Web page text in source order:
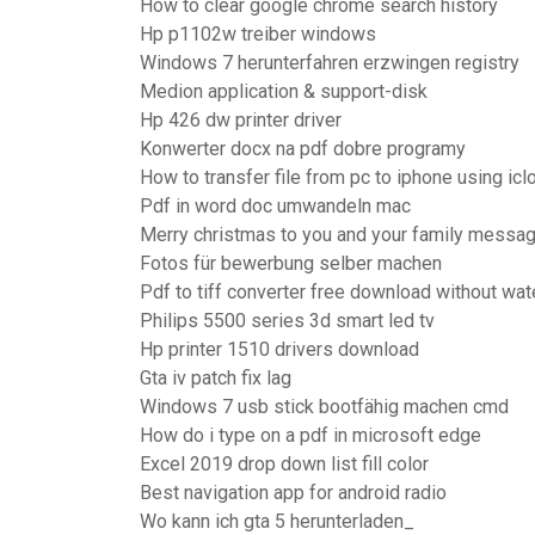
How to clear google chrome search history
Hp p1102w treiber windows
Windows 7 herunterfahren erzwingen registry
Medion application & support-disk
Hp 426 dw printer driver
Konwerter docx na pdf dobre programy
How to transfer file from pc to iphone using
Pdf in word doc umwandeln mac
Merry christmas to you and your family
Fotos für bewerbung selber machen
Pdf to tiff converter free download without
Philips 5500 series 3d smart led tv
Hp printer 1510 drivers download
Gta iv patch fix lag
Windows 7 usb stick bootfähig machen cmd
How do i type on a pdf in microsoft edge
Excel 2019 drop down list fill color
Best navigation app for android radio
Wo kann ich gta 5 herunterladen_